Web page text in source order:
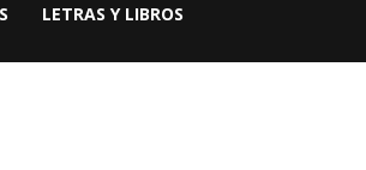
LETRAS Y LIBROS